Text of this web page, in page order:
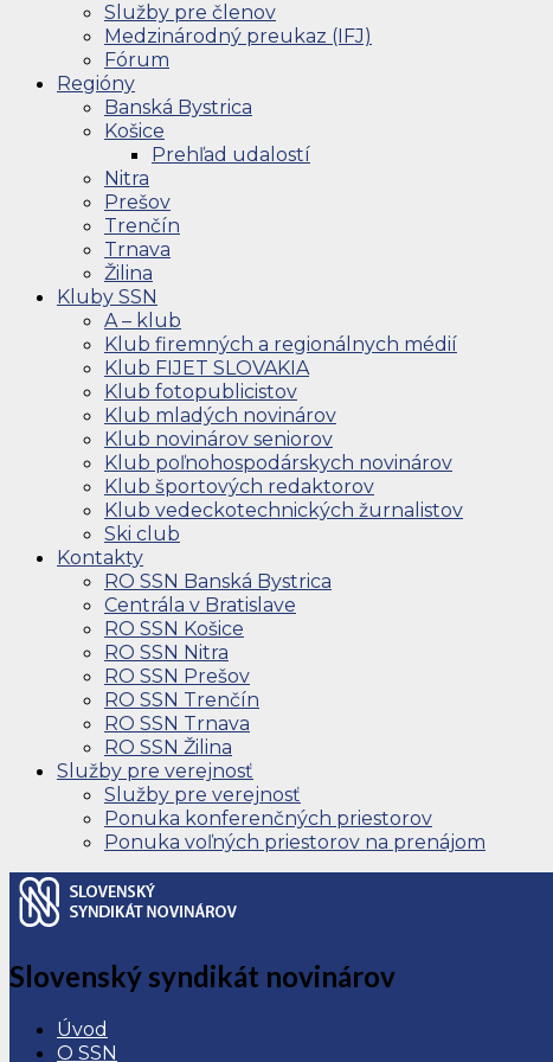
Služby pre členov
Medzinárodný preukaz (IFJ)
Fórum
Regióny
Banská Bystrica
Košice
Prehľad udalostí
Nitra
Prešov
Trenčín
Trnava
Žilina
Kluby SSN
A – klub
Klub firemných a regionálnych médií
Klub FIJET SLOVAKIA
Klub fotopublicistov
Klub mladých novinárov
Klub novinárov seniorov
Klub poľnohospodárskych novinárov
Klub športových redaktorov
Klub vedeckotechnických žurnalistov
Ski club
Kontakty
RO SSN Banská Bystrica
Centrála v Bratislave
RO SSN Košice
RO SSN Nitra
RO SSN Prešov
RO SSN Trenčín
RO SSN Trnava
RO SSN Žilina
Služby pre verejnosť
Služby pre verejnosť
Ponuka konferenčných priestorov
Ponuka voľných priestorov na prenájom
Slovenský syndikát novinárov
Úvod
O SSN